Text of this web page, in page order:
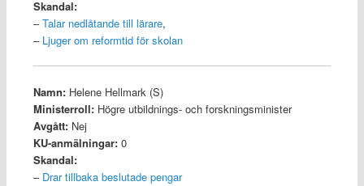
Skandal:
–Talar nedlåtande till lärare,
– Ljuger om reformtid för skolan
Namn:Helene Hellmark (S)
Ministerroll:Högre utbildnings- och forskningsminister
Avgått:Nej
KU-anmälningar:0
Skandal:
– Drar tillbaka beslutade pengar